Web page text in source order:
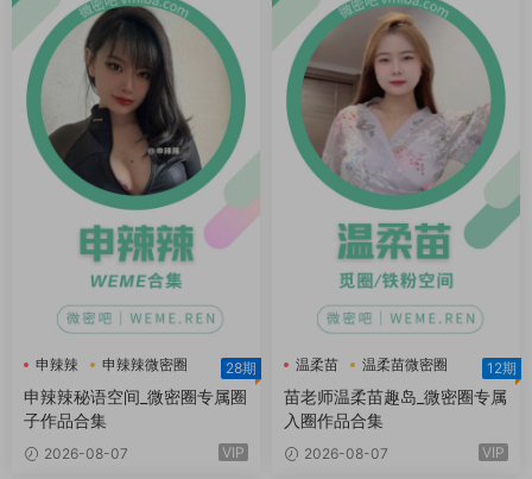
申辣辣
申辣辣微密圈
申辣辣秘语空间
28期
申辣辣秘语空间_微密圈专属圈
子作品合集
2026-08-07 VIP
温柔苗
温柔苗微密圈
温柔苗趣岛
12期
苗老师温柔苗趣岛_微密圈专属
入圈作品合集
2026-08-07 VIP